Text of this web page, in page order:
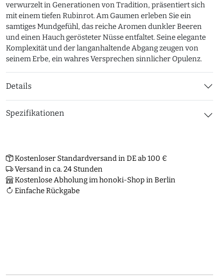
verwurzelt in Generationen von Tradition, präsentiert sich
mit einem tiefen Rubinrot. Am Gaumen erleben Sie ein
samtiges Mundgefühl, das reiche Aromen dunkler Beeren
und einen Hauch gerösteter Nüsse entfaltet. Seine elegante
Komplexität und der langanhaltende Abgang zeugen von
seinem Erbe, ein wahres Versprechen sinnlicher Opulenz.
Details
Spezifikationen
Kostenloser Standardversand in DE ab 100 €
Versand in ca. 24 Stunden
Kostenlose Abholung im honoki-Shop in Berlin
Einfache Rückgabe